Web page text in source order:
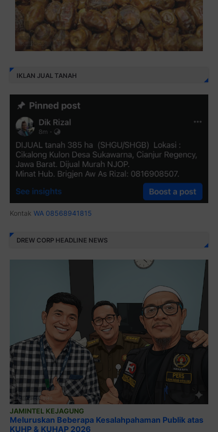
IKLAN JUAL TANAH
Kontak WA 08568941815
DREW CORP HEADLINE NEWS
JAMINTEL KEJAGUNG
Meluruskan Beberapa Kesalahpahaman Publik atas
KUHP & KUHAP 2026